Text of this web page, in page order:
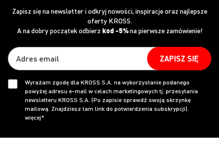
Zapisz się na newsletter i odkryj nowości, inspiracje oraz najlepsze
oferty KROSS.
A na dobry początek odbierz kod -5%na pierwsze zamówienie!
ZAPISZ SIĘ
Wyrażam zgodę dla KROSS S.A. na wykorzystanie podanego
powyżej adresu e-mail w celach marketingowych tj. przesyłania
newsletteru KROSS S.A. (Po zapisie sprawdź swoją skrzynkę
mailową. Znajdziesz tam link do potwierdzenia subskrypcji).
więcej*